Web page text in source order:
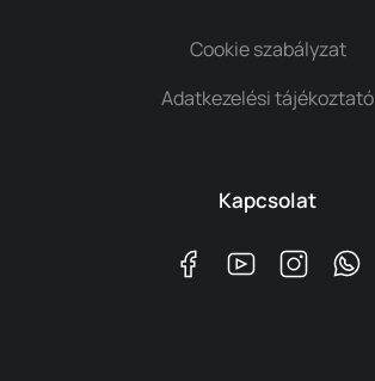
Cookie szabályzat
Adatkezelési tájékoztató
Kapcsolat